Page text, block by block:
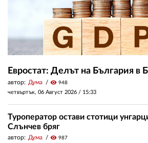
Евростат: Делът на България в
автор: Дума visibility 948
четвъртък, 06 Август 2026 / 15:33
Туроператор остави стотици
Слънчев бряг
автор: Дума visibility 987